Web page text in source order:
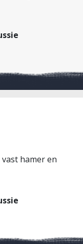
hamer en